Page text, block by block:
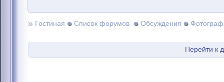
» Гостиная Список форумов Обсуждения
Перейти к